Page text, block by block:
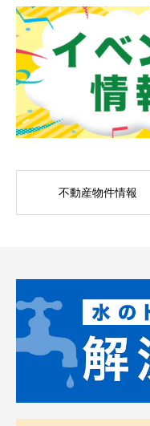
不動産物件情報